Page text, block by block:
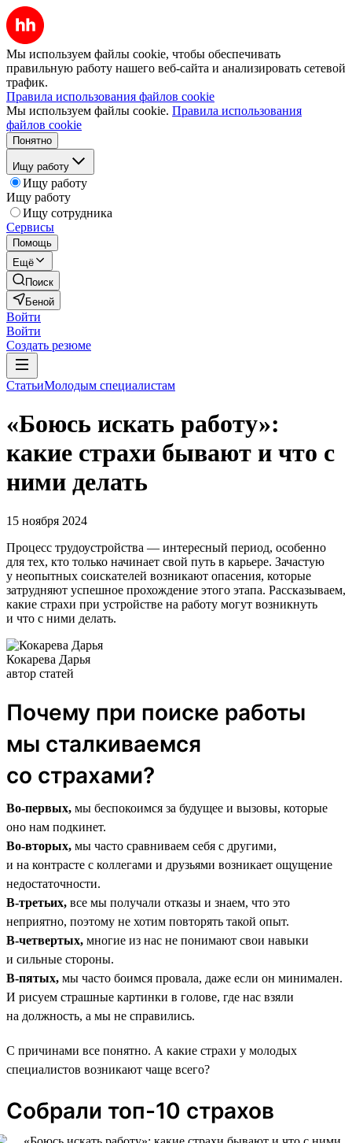
Мы используем файлы cookie, чтобы обеспечивать
правильную работу нашего веб-сайта и анализировать сетевой
трафик.
Правила использования файлов cookie
Мы используем файлы cookie. Правила использования
файлов cookie
Понятно
Ищу работу
Ищу работу
Ищу работу
Ищу сотрудника
Сервисы
Помощь
Ещё
Поиск
Беной
Войти
Войти
Создать резюме
СтатьиМолодым специалистам
«Боюсь искать работу»:
какие страхи бывают и что с
ними делать
15 ноября 2024
Процесс трудоустройства — интересный период, особенно
для тех, кто только начинает свой путь в карьере. Зачастую
у неопытных соискателей возникают опасения, которые
затрудняют успешное прохождение этого этапа. Рассказываем,
какие страхи при устройстве на работу могут возникнуть
и что с ними делать.
Кокарева Дарья
автор статей
Почему при поиске работы
мы сталкиваемся
со страхами?
Во-первых, мы беспокоимся за будущее и вызовы, которые
оно нам подкинет.
Во-вторых, мы часто сравниваем себя с другими,
и на контрасте с коллегами и друзьями возникает ощущение
недостаточности.
В-третьих, все мы получали отказы и знаем, что это
неприятно, поэтому не хотим повторять такой опыт.
В-четвертых, многие из нас не понимают свои навыки
и сильные стороны.
В-пятых, мы часто боимся провала, даже если он минимален.
И рисуем страшные картинки в голове, где нас взяли
на должность, а мы не справились.
С причинами все понятно. А какие страхи у молодых
специалистов возникают чаще всего?
Собрали топ-10 страхов